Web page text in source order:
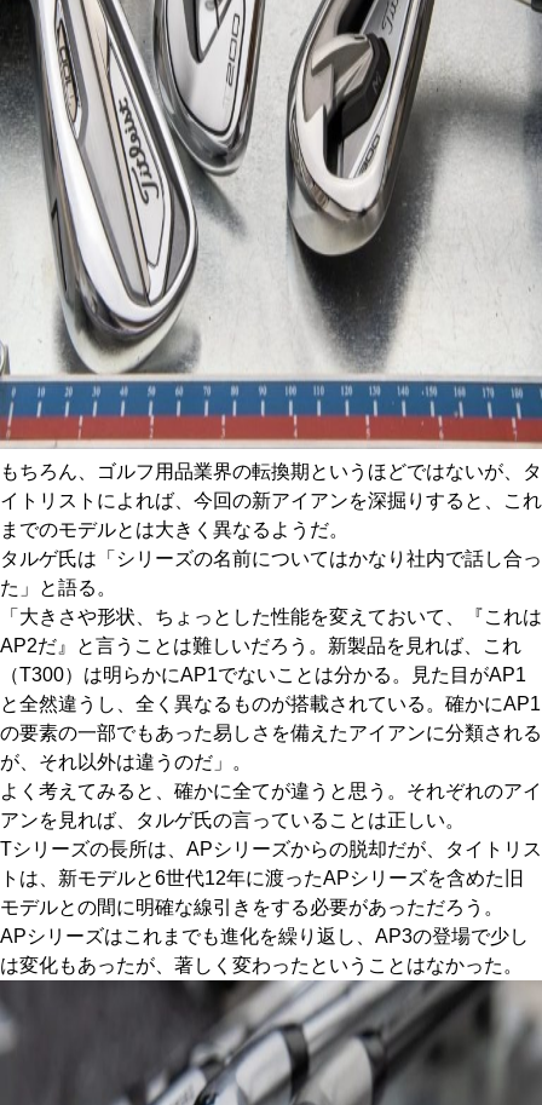
もちろん、ゴルフ用品業界の転換期というほどではないが、タ
イトリストによれば、今回の新アイアンを深掘りすると、これ
までのモデルとは大きく異なるようだ。
タルゲ氏は「シリーズの名前についてはかなり社内で話し合っ
た」と語る。
「大きさや形状、ちょっとした性能を変えておいて、『これは
AP2だ』と言うことは難しいだろう。新製品を見れば、これ
（T300）は明らかにAP1でないことは分かる。見た目がAP1
と全然違うし、全く異なるものが搭載されている。確かにAP1
の要素の一部でもあった易しさを備えたアイアンに分類される
が、それ以外は違うのだ」。
よく考えてみると、確かに全てが違うと思う。それぞれのアイ
アンを見れば、タルゲ氏の言っていることは正しい。
Tシリーズの長所は、APシリーズからの脱却だが、タイトリス
トは、新モデルと6世代12年に渡ったAPシリーズを含めた旧
モデルとの間に明確な線引きをする必要があっただろう。
APシリーズはこれまでも進化を繰り返し、AP3の登場で少し
は変化もあったが、著しく変わったということはなかった。